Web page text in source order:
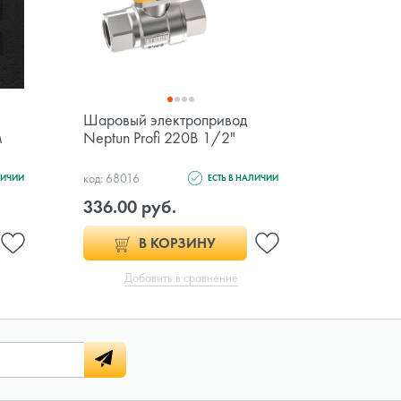
Шаровый электропривод
Neptun Profi 220В 1/2"
код: 68016 ЕСТЬ В НАЛИЧИИ
336.00 руб.
В КОРЗИНУ
Добавить в сравнение